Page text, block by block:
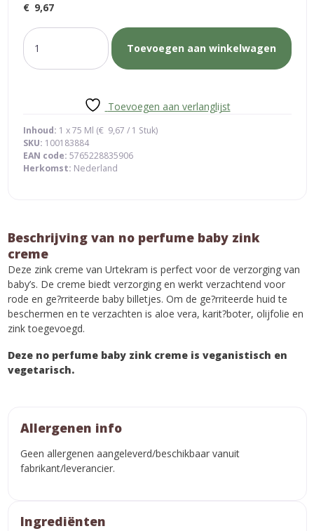
€ 9,67
no
perfume
baby
Toevoegen aan winkelwagen
Toevoegen aan verlanglijst
Inhoud: 1 x 75 Ml (€ 9,67 / 1 Stuk)
SKU: 100183884
EAN code: 5765228835906
Herkomst: Nederland
Beschrijving van no perfume baby zink
creme
Deze zink creme van Urtekram is perfect voor de verzorging van
baby’s. De creme biedt verzorging en werkt verzachtend voor
rode en ge?rriteerde baby billetjes. Om de ge?rriteerde huid te
beschermen en te verzachten is aloe vera, karit?boter, olijfolie en
zink toegevoegd.
Deze no perfume baby zink creme is veganistisch en
vegetarisch.
Allergenen info
Geen allergenen aangeleverd/beschikbaar vanuit
fabrikant/leverancier.
Ingrediënten